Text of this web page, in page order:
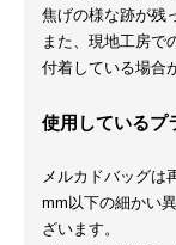
焦げの様な跡が残
また、現地工房で
付着している場合
使用しているプ
メルカドバッグは
mm以下の細かい
ざいます。